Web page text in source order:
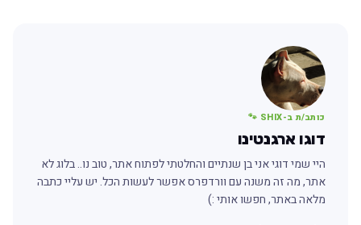
כותב/ת ב-SHIX 🐾
דוגו ארגנטינו
היי שמי דוגי אני בן שנתיים והחלטתי לפתוח אתר, טוב נו.. בלוג לא
אתר, מה זה משנה עם וורדפרס אפשר לעשות הכל. יש עליי כתבה
מלאה באתר, חפשו אותי :)